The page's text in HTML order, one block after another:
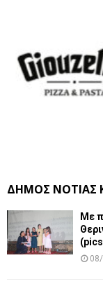
ΔΗΜΟΣ ΝΟΤΙΑΣ
Με